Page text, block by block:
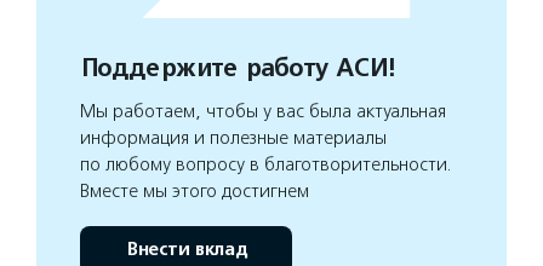
Поддержите работу АСИ!
Мы работаем, чтобы у вас была актуальная
информация и полезные материалы
по любому вопросу в благотворительности.
Вместе мы этого достигнем
Внести вклад